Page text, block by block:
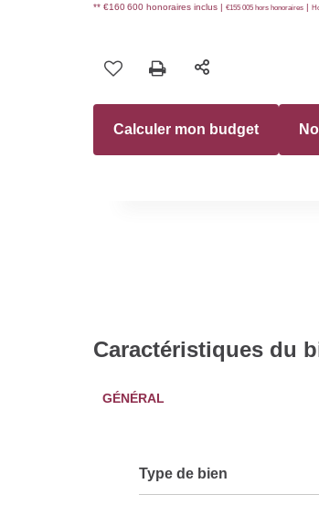
** €160 600 honoraires inclus | €155 005 hors honoraires |
Calculer mon budget
Caractéristiques du
GÉNÉRAL
Type de bien